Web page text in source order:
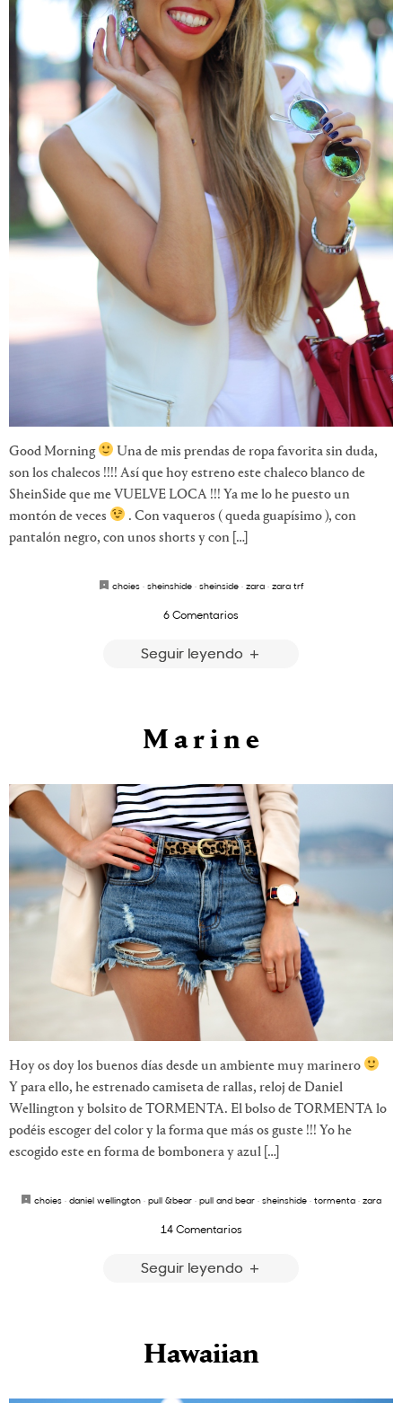
Good Morning
Una de mis prendas de ropa favorita sin duda,
son los chalecos !!!! Así que hoy estreno este chaleco blanco de
SheinSide que me VUELVE LOCA !!! Ya me lo he puesto un
montón de veces
. Con vaqueros ( queda guapísimo ), con
pantalón negro, con unos shorts y con […]
choies· sheinshide· sheinside· zara· zara trf
6 Comentarios
Seguir leyendo
M a r i n e
Hoy os doy los buenos días desde un ambiente muy marinero
Y para ello, he estrenado camiseta de rallas, reloj de Daniel
Wellington y bolsito de TORMENTA. El bolso de TORMENTA lo
podéis escoger del color y la forma que más os guste !!! Yo he
escogido este en forma de bombonera y azul […]
choies · daniel wellington · pull &bear · pull and bear · sheinshide · tormenta · zara
14 Comentarios
Seguir leyendo
Hawaiian